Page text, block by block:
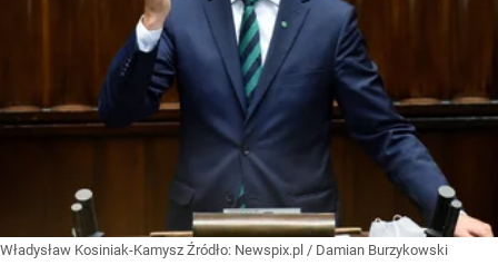
Władysław Kosiniak-Kamysz Źródło: Newspix.pl / Damian Burzykowski